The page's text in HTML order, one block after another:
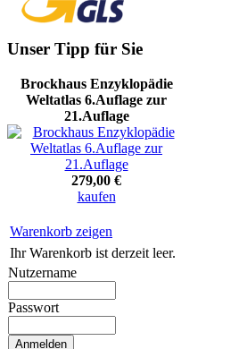
Unser Tipp für Sie
Brockhaus Enzyklopädie
Weltatlas 6.Auflage zur
21.Auflage
279,00 €
kaufen
Warenkorb zeigen
Ihr Warenkorb ist derzeit leer.
Nutzername
Passwort